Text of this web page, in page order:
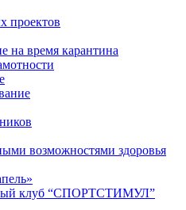
проектов
на время карантина
возможностями здоровья
клуб “СПОРТСТИМУЛ”